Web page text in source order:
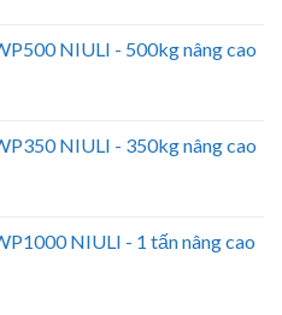
NIULI - 500kg nâng cao
NIULI - 350kg nâng cao
NIULI - 1 tấn nâng cao